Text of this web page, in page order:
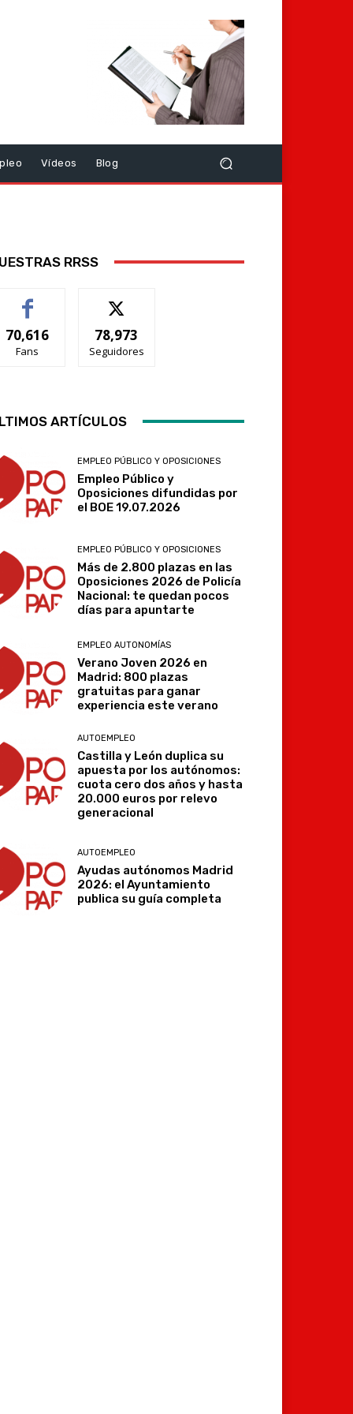
Vídeos Blog
RRSS
70,616
Fans
78,973
Seguidores
ARTÍCULOS
EMPLEO PÚBLICO Y OPOSICIONES
Empleo Público y
Oposiciones difundidas por
el BOE 19.07.2026
EMPLEO PÚBLICO Y OPOSICIONES
Más de 2.800 plazas en las
Oposiciones 2026 de Policía
Nacional: te quedan pocos
días para apuntarte
EMPLEO AUTONOMÍAS
Verano Joven 2026 en
Madrid: 800 plazas
gratuitas para ganar
experiencia este verano
AUTOEMPLEO
Castilla y León duplica su
apuesta por los autónomos:
cuota cero dos años y hasta
20.000 euros por relevo
generacional
AUTOEMPLEO
Ayudas autónomos Madrid
2026: el Ayuntamiento
publica su guía completa